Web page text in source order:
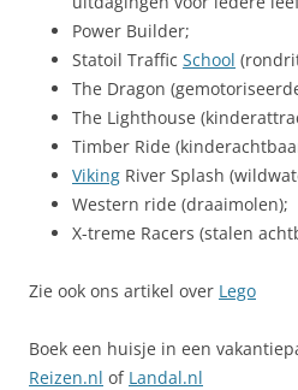
Power Builder;
Statoil Traffic School
The Dragon
The Lighthouse
Timber Ride
Viking River Splash
Western ride (draaimolen);
X-treme Racers (stalen
Zie ook ons artikel over Lego
Boek een huisje in een
Reizen.nl of Landal.nl